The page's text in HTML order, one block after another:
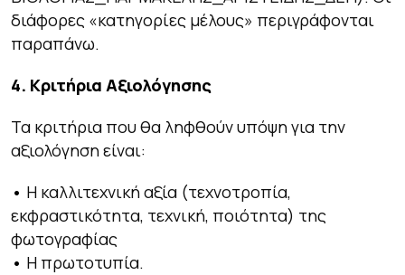
διάφορες «κατηγορίες μέλους» περιγράφονται
παραπάνω.
4. Κριτήρια Αξιολόγησης
Τα κριτήρια που θα ληφθούν υπόψη για την
αξιολόγηση είναι:
• Η καλλιτεχνική αξία (τεχνοτροπία,
εκφραστικότητα, τεχνική, ποιότητα) της
φωτογραφίας
• Η πρωτοτυπία.